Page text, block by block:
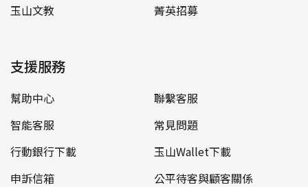
玉山文教
菁英招募
支援服務
幫助中心
聯繫客服
智能客服
常見問題
行動銀行下載
玉山Wallet下載
申訴信箱
公平待客與顧客關係